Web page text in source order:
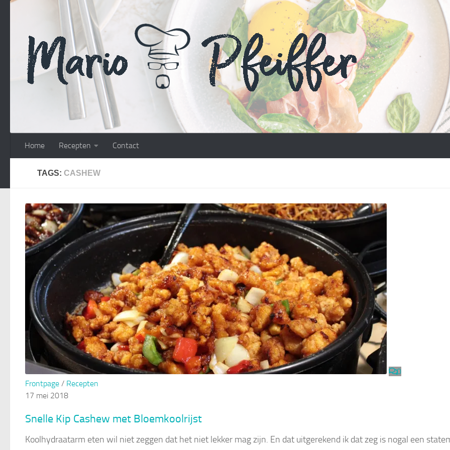
Doorgaan naar inhoud
Home Recepten Contact
TAGS: CASHEW
0
Frontpage / Recepten
17 mei 2018
Snelle Kip Cashew met Bloemkoolrijst
Koolhydraatarm eten wil niet zeggen dat het niet lekker mag zijn. En dat uitgerekend ik dat zeg is nogal een